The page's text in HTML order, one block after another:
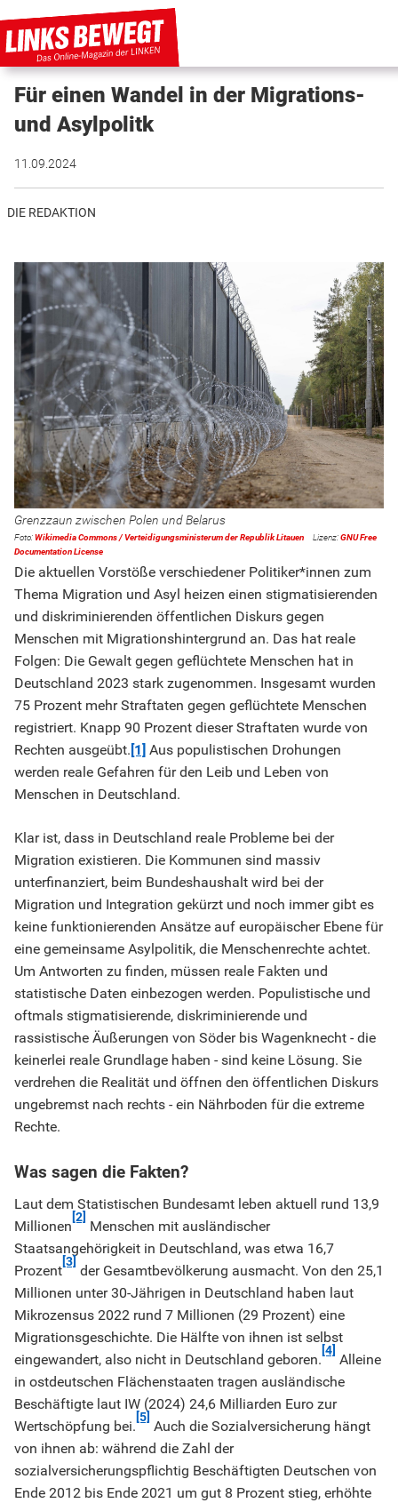
PARTEI IN BEWEGUNG
KUNSTSTOFF
DISKUSSIONSSTOFF
INTERNATIONAL
Für einen Wandel in der Migrations-
und Asylpolitk
11.09.2024
DIE REDAKTION
Grenzzaun zwischen Polen und Belarus
Wikimedia Commons / Verteidigungsministerum der Republik Litauen
GNU Free
Documentation License
Die aktuellen Vorstöße verschiedener Politiker*innen zum
Thema Migration und Asyl heizen einen stigmatisierenden
und diskriminierenden öffentlichen Diskurs gegen
Menschen mit Migrationshintergrund an. Das hat reale
Folgen: Die Gewalt gegen geflüchtete Menschen hat in
Deutschland 2023 stark zugenommen. Insgesamt wurden
75 Prozent mehr Straftaten gegen geflüchtete Menschen
registriert. Knapp 90 Prozent dieser Straftaten wurde von
Rechten ausgeübt. [1] Aus populistischen Drohungen
werden reale Gefahren für den Leib und Leben von
Menschen in Deutschland.
Klar ist, dass in Deutschland reale Probleme bei der
Migration existieren. Die Kommunen sind massiv
unterfinanziert, beim Bundeshaushalt wird bei der
Migration und Integration gekürzt und noch immer gibt es
keine funktionierenden Ansätze auf europäischer Ebene für
eine gemeinsame Asylpolitik, die Menschenrechte achtet.
Um Antworten zu finden, müssen reale Fakten und
statistische Daten einbezogen werden. Populistische und
oftmals stigmatisierende, diskriminierende und
rassistische Äußerungen von Söder bis Wagenknecht - die
keinerlei reale Grundlage haben - sind keine Lösung. Sie
verdrehen die Realität und öffnen den öffentlichen Diskurs
ungebremst nach rechts - ein Nährboden für die extreme
Rechte.
Was sagen die Fakten?
Laut dem Statistischen Bundesamt leben aktuell rund 13,9
Millionen
[2]
Menschen mit ausländischer
Staatsangehörigkeit in Deutschland, was etwa 16,7
Prozent
[3]
der Gesamtbevölkerung ausmacht. Von den 25,1
Millionen unter 30-Jährigen in Deutschland haben laut
Mikrozensus 2022 rund 7 Millionen (29 Prozent) eine
Migrationsgeschichte. Die Hälfte von ihnen ist selbst
eingewandert, also nicht in Deutschland geboren.
[4]
Alleine
in ostdeutschen Flächenstaaten tragen ausländische
Beschäftigte laut IW (2024) 24,6 Milliarden Euro zur
Wertschöpfung bei.
[5]
Auch die Sozialversicherung hängt
von ihnen ab: während die Zahl der
sozialversicherungspflichtig Beschäftigten Deutschen von
Ende 2012 bis Ende 2021 um gut 8 Prozent stieg, erhöhte